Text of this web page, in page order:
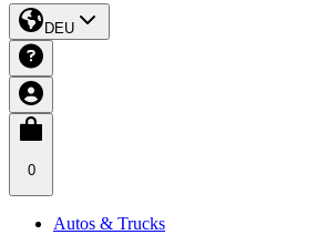
DEU
0
Autos & Trucks